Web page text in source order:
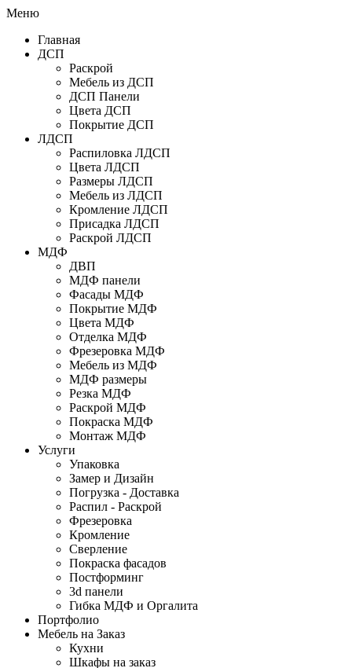
Меню
Главная
ДСП
Раскрой
Мебель из ДСП
ДСП Панели
Цвета ДСП
Покрытие ДСП
ЛДСП
Распиловка ЛДСП
Цвета ЛДСП
Размеры ЛДСП
Мебель из ЛДСП
Кромление ЛДСП
Присадка ЛДСП
Раскрой ЛДСП
МДФ
ДВП
МДФ панели
Фасады МДФ
Покрытие МДФ
Цвета МДФ
Отделка МДФ
Фрезеровка МДФ
Мебель из МДФ
МДФ размеры
Резка МДФ
Раскрой МДФ
Покраска МДФ
Монтаж МДФ
Услуги
Упаковка
Замер и Дизайн
Погрузка - Доставка
Распил - Раскрой
Фрезеровка
Кромление
Сверление
Покраска фасадов
Постформинг
3d панели
Гибка МДФ и Оргалита
Портфолио
Мебель на Заказ
Кухни
Шкафы на заказ